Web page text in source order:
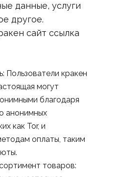
данные, услуги
другое.
сайт ссылка
Пользователи кракен
могут
благодаря
анонимных
как Tor, и
оплаты, таким
товаров: